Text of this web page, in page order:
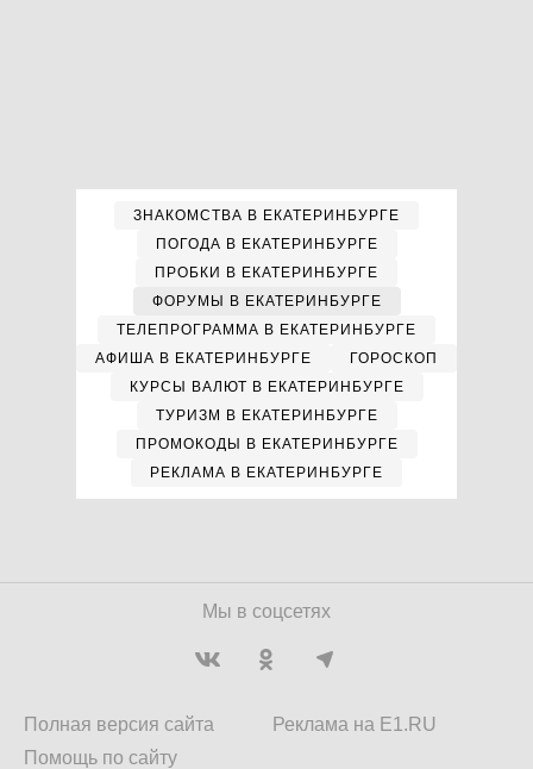
ЗНАКОМСТВА В ЕКАТЕРИНБУРГЕ
ПОГОДА В ЕКАТЕРИНБУРГЕ
ПРОБКИ В ЕКАТЕРИНБУРГЕ
ФОРУМЫ В ЕКАТЕРИНБУРГЕ
ТЕЛЕПРОГРАММА В ЕКАТЕРИНБУРГЕ
АФИША В ЕКАТЕРИНБУРГЕ
ГОРОСКОП
КУРСЫ ВАЛЮТ В ЕКАТЕРИНБУРГЕ
ТУРИЗМ В ЕКАТЕРИНБУРГЕ
ПРОМОКОДЫ В ЕКАТЕРИНБУРГЕ
РЕКЛАМА В ЕКАТЕРИНБУРГЕ
Мы в соцсетях
Полная версия сайта
Помощь по сайту
Реклама на E1.RU